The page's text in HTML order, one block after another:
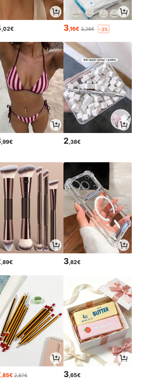
,02€ 3,16€ 3,26€ -3%
,99€ 2,38€
,89€ 3 ,82€
,85€ 2,87€ 3,65€